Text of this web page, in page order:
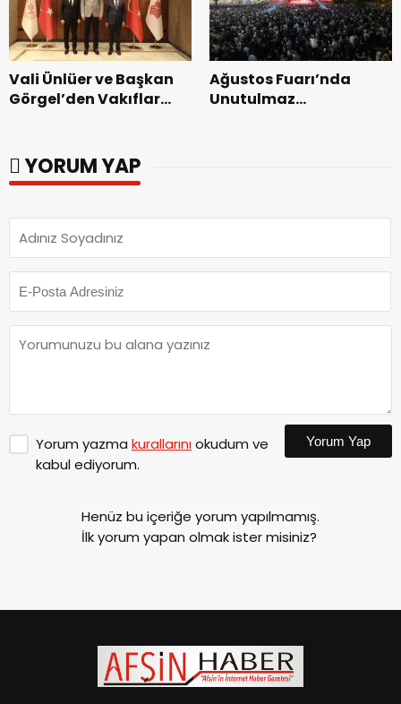
Vali Ünlüer ve Başkan
Görgel’den Vakıflar
Ağustos Fuarı’nda
Unutulmaz
YORUM YAP
Yorum yazma kurallarınıokudum ve
kabul ediyorum.
Yorum Yap
Henüz bu içeriğe yorum yapılmamış.
İlk yorum yapan olmak ister misiniz?